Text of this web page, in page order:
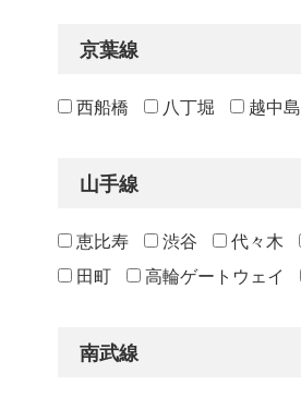
京葉線
西船橋 八丁堀 越中島
山手線
恵比寿 渋谷 代々木
田町
高輪ゲートウェイ
南武線